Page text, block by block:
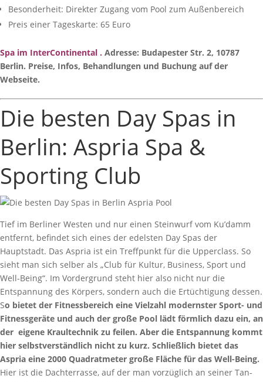
Besonderheit: Direkter Zugang vom Pool zum Außenbereich
Preis einer Tageskarte: 65 Euro
Spa im InterContinental . Adresse: Budapester Str. 2, 10787
Berlin. Preise, Infos, Behandlungen und Buchung auf der
Webseite.
Die besten Day Spas in
Berlin: Aspria Spa &
Sporting Club
Tief im Berliner Westen und nur einen Steinwurf vom Ku’damm
entfernt, befindet sich eines der edelsten Day Spas der
Hauptstadt. Das Aspria ist ein Treffpunkt für die Upperclass. So
sieht man sich selber als „Club für Kultur, Business, Sport und
Well-Being“. Im Vordergrund steht hier also nicht nur die
Entspannung des Körpers, sondern auch die Ertüchtigung dessen.
So bietet der Fitnessbereich eine Vielzahl modernster Sport- und
Fitnessgeräte und auch der große Pool lädt förmlich dazu ein, an
der eigene Kraultechnik zu feilen. Aber die Entspannung kommt
hier selbstverständlich nicht zu kurz. Schließlich bietet das
Aspria eine 2000 Quadratmeter große Fläche für das Well-Being.
Hier ist die Dachterrasse, auf der man vorzüglich an seiner Tan-